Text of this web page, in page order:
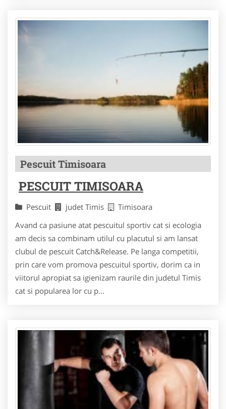
Pescuit Timisoara
PESCUIT TIMISOARA
Pescuit judet Timis
Timisoara
Avand ca pasiune atat pescuitul sportiv cat si ecologia
am decis sa combinam utilul cu placutul si am lansat
clubul de pescuit Catch&Release. Pe langa competitii,
prin care vom promova pescuitul sportiv, dorim ca in
viitorul apropiat sa igienizam raurile din judetul Timis
cat si popularea lor cu p...